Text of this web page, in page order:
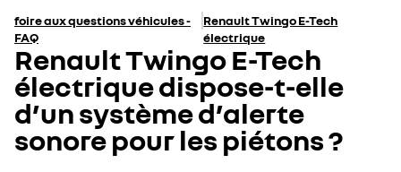
foire aux questions véhicules -
FAQ
Renault Twingo E-Tech
électrique
Renault Twingo E-Tech
électrique dispose-t-elle
d’un système d’alerte
sonore pour les piétons ?